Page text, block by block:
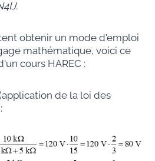
obtenir un mode d'emploi
mathématique, voici ce
cours HAREC :
de la loi des